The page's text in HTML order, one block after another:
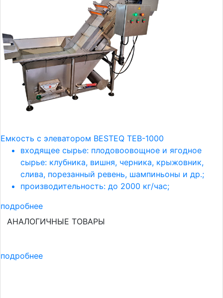
Емкость с элеватором BESTEQ TEB-1000
входящее сырье: плодовоовощное и ягодное
сырье: клубника, вишня, черника, крыжовник,
слива, порезанный ревень, шампиньоны и др.;
производительность: до 2000 кг/час;
подробнее
АНАЛОГИЧНЫЕ ТОВАРЫ
подробнее